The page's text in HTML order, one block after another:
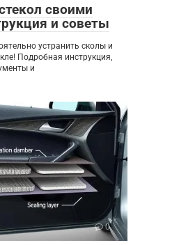
своими
и советы
устранить сколы и
Подробная инструкция,
и
0